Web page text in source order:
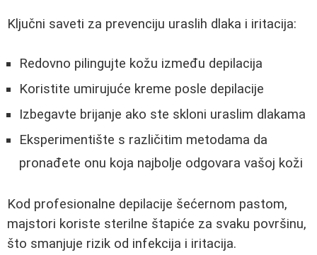
Ključni saveti za prevenciju uraslih dlaka i iritacija:
Redovno pilingujte kožu između depilacija
Koristite umirujuće kreme posle depilacije
Izbegavte brijanje ako ste skloni uraslim dlakama
Eksperimentište s različitim metodama da
pronađete onu koja najbolje odgovara vašoj koži
Kod profesionalne depilacije šećernom pastom,
majstori koriste sterilne štapiće za svaku površinu,
što smanjuje rizik od infekcija i iritacija.